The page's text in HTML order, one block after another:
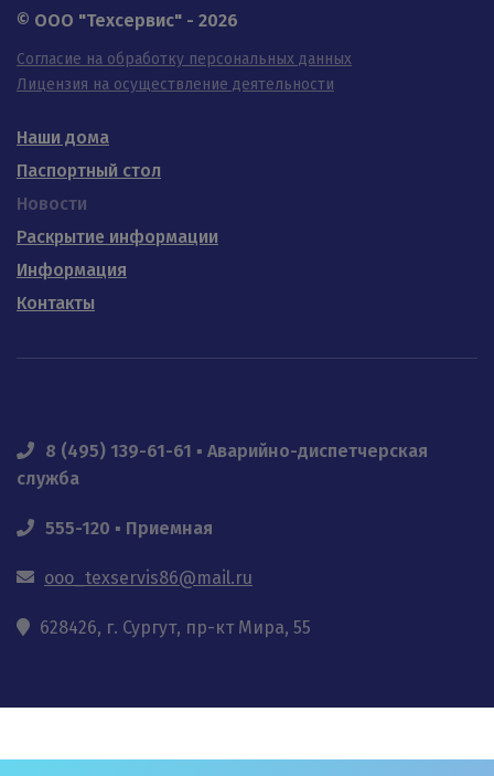
© OOO "Техсервис" - 2026
Согласие на обработку персональных данных
Лицензия на осуществление деятельности
Наши дома
Паспортный стол
Новости
Раскрытие информации
Информация
Контакты
8 (495) 139-61-61 ▪ Аварийно-диспетчерская
служба
555-120 ▪ Приемная
ooo_texservis86@mail.ru
628426, г. Сургут, пр-кт Мира, 55